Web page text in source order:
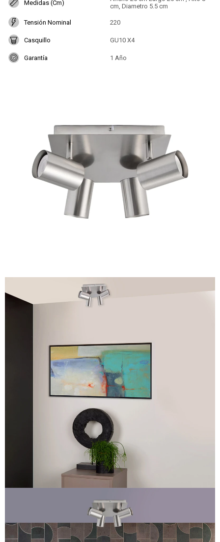
Medidas (Cm)
cm, Diametro 5.5 cm
Tensión Nominal 220
Casquillo GU10 X4
Garantía 1 Año